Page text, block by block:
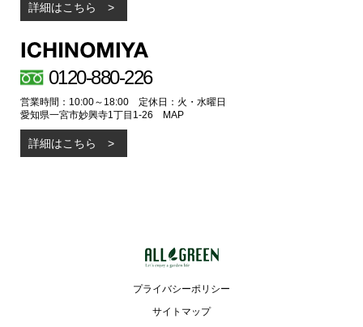
詳細はこちら
0120-880-226
営業時間：10:00～18:00 定休日：火・水曜日
愛知県一宮市妙興寺1丁目1-26
MAP
詳細はこちら
プライバシーポリシー
サイトマップ